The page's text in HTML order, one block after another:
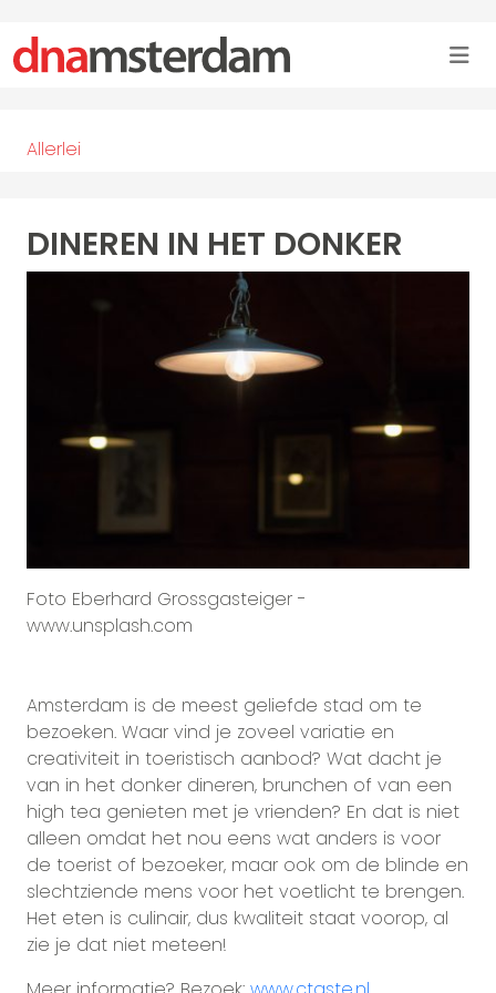
Allerlei
DINEREN IN HET DONKER
Foto Eberhard Grossgasteiger -
www.unsplash.com
Amsterdam is de meest geliefde stad om te
bezoeken. Waar vind je zoveel variatie en
creativiteit in toeristisch aanbod? Wat dacht je
van in het donker dineren, brunchen of van een
high tea genieten met je vrienden? En dat is niet
alleen omdat het nou eens wat anders is voor
de toerist of bezoeker, maar ook om de blinde en
slechtziende mens voor het voetlicht te brengen.
Het eten is culinair, dus kwaliteit staat voorop, al
zie je dat niet meteen!